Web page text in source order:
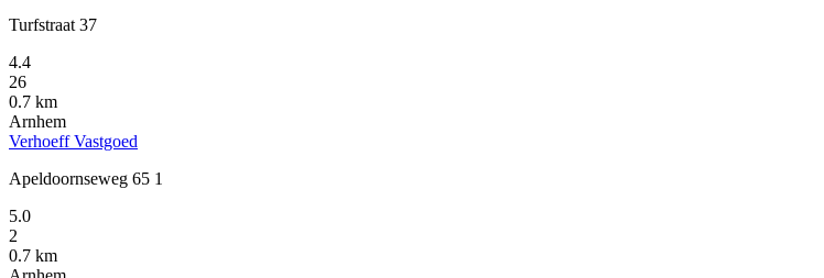
Turfstraat 37
4.4
26
0.7 km
Arnhem
Verhoeff Vastgoed
Apeldoornseweg 65 1
5.0
2
0.7 km